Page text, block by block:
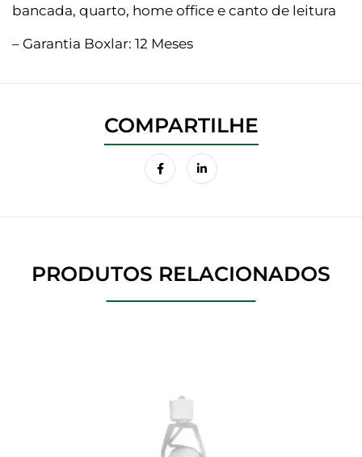
bancada, quarto, home office e canto de leitura
– Garantia Boxlar: 12 Meses
PRODUTOS RELACIONADOS